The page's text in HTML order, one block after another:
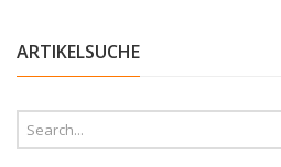
ARTIKELSUCHE